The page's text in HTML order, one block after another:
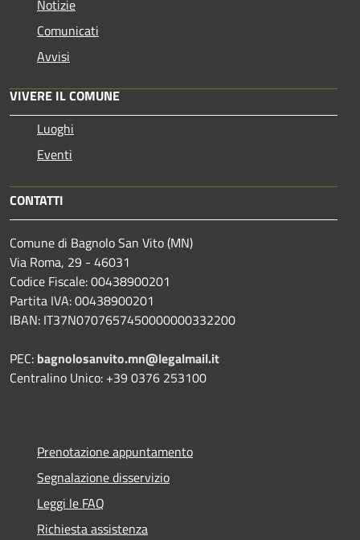
Notizie
Comunicati
Avvisi
VIVERE IL COMUNE
Luoghi
Eventi
CONTATTI
Comune di Bagnolo San Vito (MN)
Via Roma, 29 - 46031
Codice Fiscale: 00438900201
Partita IVA: 00438900201
IBAN: IT37N0707657450000000332200
PEC: bagnolosanvito.mn@legalmail.it
Centralino Unico: +39 0376 253100
Prenotazione appuntamento
Segnalazione disservizio
Leggi le FAQ
Richiesta assistenza